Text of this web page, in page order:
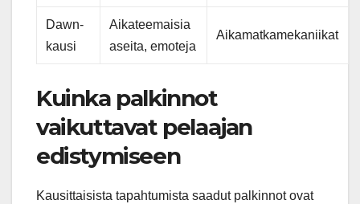
Dawn-
kausi
Aikateemaisia
aseita, emoteja
Aikamatkamekaniikat
Kuinka palkinnot
vaikuttavat pelaajan
edistymiseen
Kausittaisista tapahtumista saadut palkinnot ovat